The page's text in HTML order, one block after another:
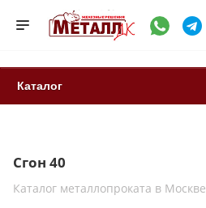
Каталог
Сгон 40
Каталог металлопроката в Москве